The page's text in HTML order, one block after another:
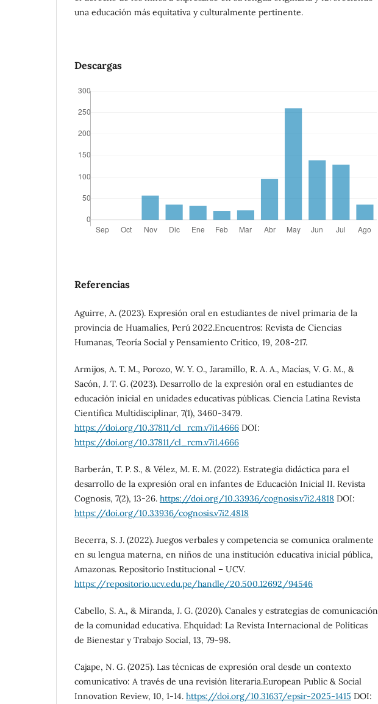
una educación más equitativa y culturalmente pertinente.
Descargas
Referencias
Aguirre, A. (2023). Expresión oral en estudiantes de nivel primaria de la
provincia de Huamalíes, Perú 2022.Encuentros: Revista de Ciencias
Humanas, Teoría Social y Pensamiento Crítico, 19, 208-217.
Armijos, A. T. M., Porozo, W. Y. O., Jaramillo, R. A. A., Macías, V. G. M., &
Sacón, J. T. G. (2023). Desarrollo de la expresión oral en estudiantes de
educación inicial en unidades educativas públicas. Ciencia Latina Revista
Científica Multidisciplinar, 7(1), 3460-3479.
https://doi.org/10.37811/cl_rcm.v7i1.4666 DOI:
https://doi.org/10.37811/cl_rcm.v7i1.4666
Barberán, T. P. S., & Vélez, M. E. M. (2022). Estrategia didáctica para el
desarrollo de la expresión oral en infantes de Educación Inicial II. Revista
Cognosis, 7(2), 13-26. https://doi.org/10.33936/cognosis.v7i2.4818 DOI:
https://doi.org/10.33936/cognosis.v7i2.4818
Becerra, S. J. (2022). Juegos verbales y competencia se comunica oralmente
en su lengua materna, en niños de una institución educativa inicial pública,
Amazonas. Repositorio Institucional – UCV.
https://repositorio.ucv.edu.pe/handle/20.500.12692/94546
Cabello, S. A., & Miranda, J. G. (2020). Canales y estrategias de comunicación
de la comunidad educativa. Ehquidad: La Revista Internacional de Políticas
de Bienestar y Trabajo Social, 13, 79-98.
Cajape, N. G. (2025). Las técnicas de expresión oral desde un contexto
comunicativo: A través de una revisión literaria.European Public & Social
Innovation Review, 10, 1-14. https://doi.org/10.31637/epsir-2025-1415 DOI: